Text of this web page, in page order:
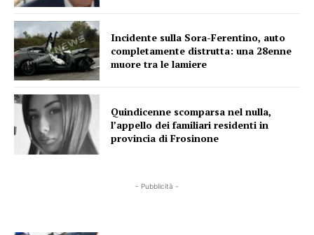
Incidente sulla Sora-Ferentino, auto
completamente distrutta: una 28enne
muore tra le lamiere
Quindicenne scomparsa nel nulla,
l’appello dei familiari residenti in
provincia di Frosinone
- Pubblicità -